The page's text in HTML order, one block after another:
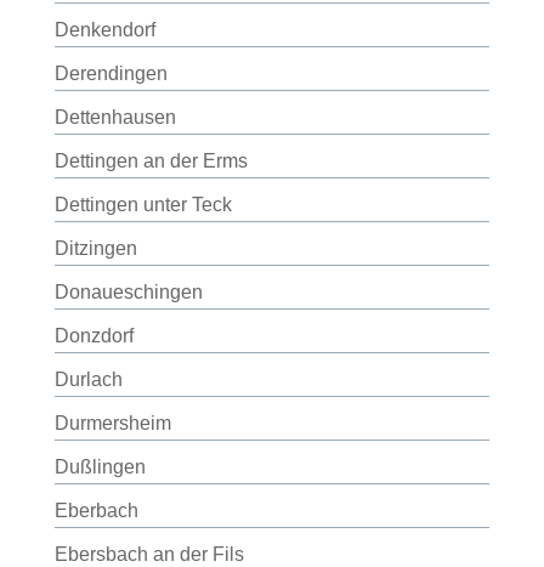
Denkendorf
Derendingen
Dettenhausen
Dettingen an der Erms
Dettingen unter Teck
Ditzingen
Donaueschingen
Donzdorf
Durlach
Durmersheim
Dußlingen
Eberbach
Ebersbach an der Fils